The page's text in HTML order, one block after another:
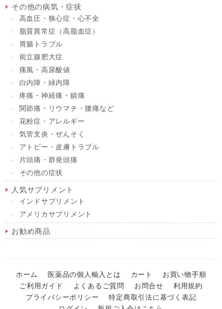
その他の病気・症状
高血圧・狭心症・心不全
脂質異常症（高脂血症）
胃腸トラブル
前立腺肥大症
痛風・高尿酸値
白内障・緑内障
疼痛・神経痛・鎮痛
関節痛・リウマチ・腰痛など
花粉症・アレルギー
気管支炎・ぜんそく
アトピー・皮膚トラブル
片頭痛・群発頭痛
その他の症状
人気サプリメント
インドサプリメント
アメリカサプリメント
お勧め商品
ホーム 医薬品の個人輸入とは カート
お買い物手順
ご利用ガイド
よくあるご質問 お問合せ
利用規約
プライバシーポリシー
特定商取引法に基づく表記